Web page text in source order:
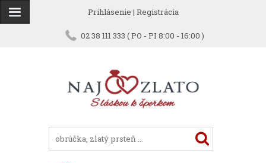
Prihlásenie | Registrácia
02 38 111 333 ( PO - PI 8:00 - 16:00 )